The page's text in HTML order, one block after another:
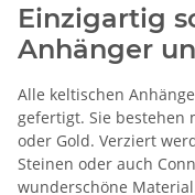
Einzigartig
Anhänger
Alle keltischen
gefertigt. Sie bestehen
oder Gold. Verziert
Steinen oder auch
wunderschöne